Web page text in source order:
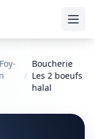
/
Boucherie
Les 2 boeufs
halal